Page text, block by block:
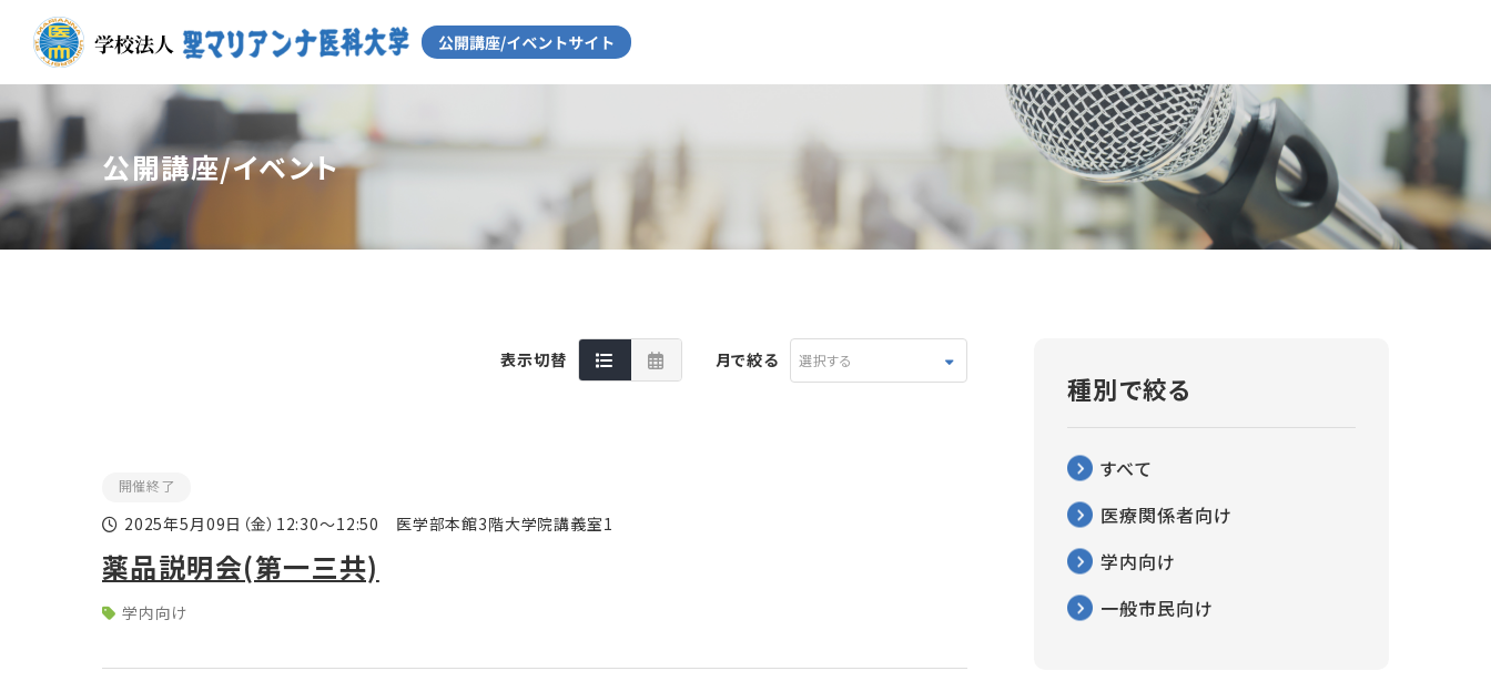
公開講座/イベント
表示切替 月で絞る 選択する
開催終了
2025年5月09日 （金） 12:30～12:50 医学部本館3階大学院講義室1
薬品説明会(第一三共)
学内向け
種別で絞る
すべて
医療関係者向け
学内向け
一般市民向け